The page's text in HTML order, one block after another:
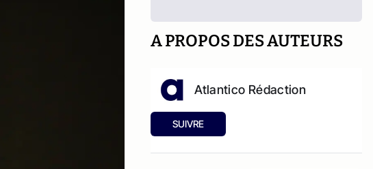
A PROPOS DES AUTEURS
Atlantico Rédaction
SUIVRE